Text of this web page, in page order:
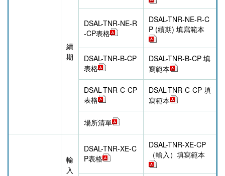
續
期
DSAL-TNR-NE-R
-CP表格
DSAL-TNR-NE-R-C
P (續期) 填寫範本
DSAL-TNR-B-CP
表格
DSAL-TNR-B-CP 填
寫範本
DSAL-TNR-C-CP
表格
DSAL-TNR-C-CP 填
寫範本
場所清單
輸
入
DSAL-TNR-XE-C
P表格
DSAL-TNR-XE-CP
（輸入）填寫範本